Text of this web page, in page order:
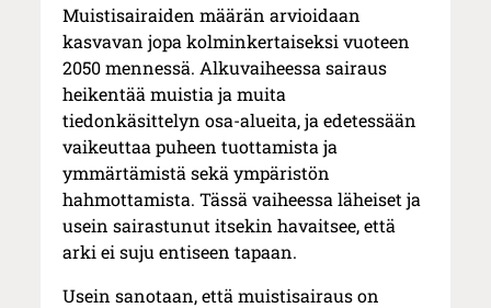
Muistisairaiden määrän arvioidaan
kasvavan jopa kolminkertaiseksi vuoteen
2050 mennessä. Alkuvaiheessa sairaus
heikentää muistia ja muita
tiedonkäsittelyn osa-alueita, ja edetessään
vaikeuttaa puheen tuottamista ja
ymmärtämistä sekä ympäristön
hahmottamista. Tässä vaiheessa läheiset ja
usein sairastunut itsekin havaitsee, että
arki ei suju entiseen tapaan.
Usein sanotaan, että muistisairaus on